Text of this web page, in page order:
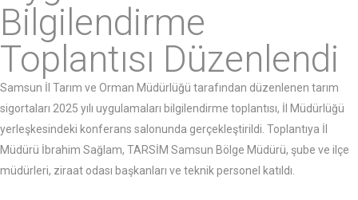
Bilgilendirme
Toplantısı Düzenlendi
Samsun İl Tarım ve Orman Müdürlüğü tarafından düzenlenen tarım
sigortaları 2025 yılı uygulamaları bilgilendirme toplantısı, İl Müdürlüğü
yerleşkesindeki konferans salonunda gerçekleştirildi. Toplantıya İl
Müdürü İbrahim Sağlam, TARSİM Samsun Bölge Müdürü, şube ve ilçe
müdürleri, ziraat odası başkanları ve teknik personel katıldı.